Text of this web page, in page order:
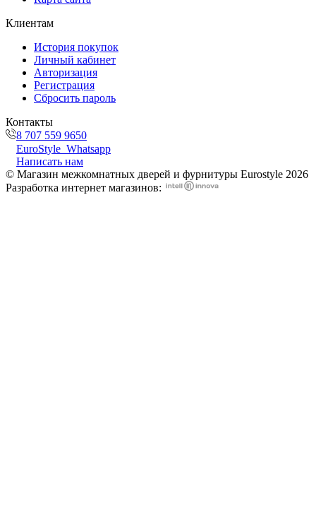
Клиентам
История покупок
Личный кабинет
Авторизация
Регистрация
Сбросить пароль
Контакты
8 707 559 9650
EuroStyle_Whatsapp
Написать нам
© Магазин межкомнатных дверей и фурнитуры Eurostyle 2026
Разработка интернет магазинов: